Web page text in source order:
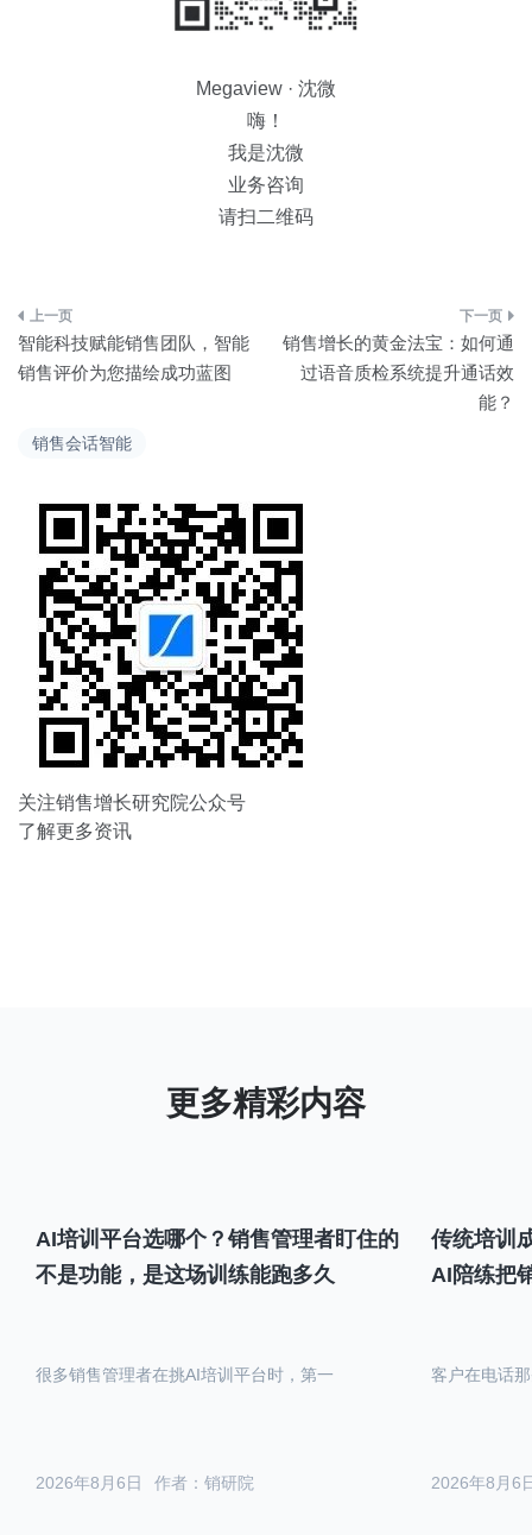
销售会话智能
Megaview · 沈微
嗨！
我是沈微
业务咨询
请扫二维码
文
章
智能科技赋能销售团队，智能
销售评价为您描绘成功蓝图
销售增长的黄金法宝：如何通
过语音质检系统提升通话效
能？
关注销售增长研究院公众号
了解更多资讯
AI培训平台选哪个？销售管理者盯住的
不是功能，是这场训练能跑多久
作者：销研院
2026年8月6日
很多销售管理者在挑AI培训平台时，第一
传统培训
AI陪练把
2026年8月6
客户在电话